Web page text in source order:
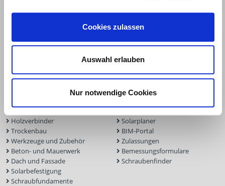
Cookies zulassen
Auswahl erlauben
Nur notwendige Cookies
+49 2331 6245-0
Produkte
Terrassen- und Gartenbau
Holzbauschrauben
Holzverbinder
Trockenbau
Werkzeuge und Zubehör
Beton- und Mauerwerk
Dach und Fassade
Solarbefestigung
Schraubfundamente
Service
Terrassenplaner
Fassadenplaner
Solarplaner
BIM-Portal
Zulassungen
Bemessungsformulare
Schraubenfinder